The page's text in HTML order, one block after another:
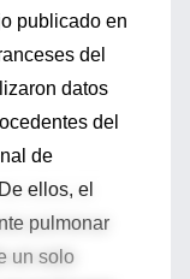
publicado en
del
datos
del
de
ellos, el
pulmonar
un solo